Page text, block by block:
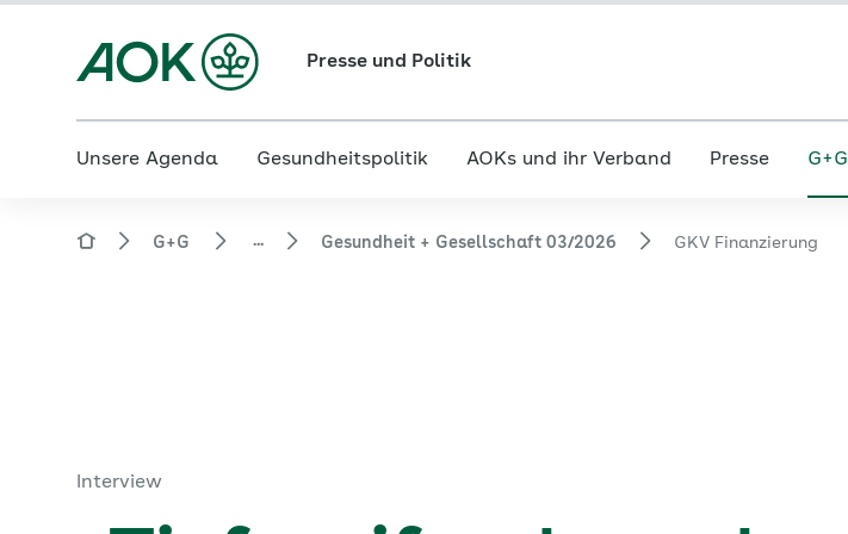
Presse und Politik
Unsere Agenda Gesundheitspolitik AOKs und ihr Verband Presse G+G
G+G ... Gesundheit + Gesellschaft 03/2026 GKV Finanzierung
Interview